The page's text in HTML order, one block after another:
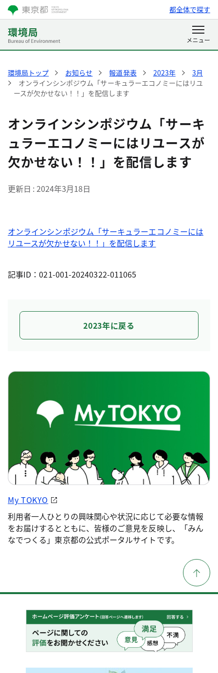
都全体で探す
環境局トップ お知らせ 報道発表 2023年
3月
オンラインシンポジウム「サーキュラーエコノミーにはリユ
ースが欠かせない！！」を配信します
オンラインシンポジウム「サーキ
ュラーエコノミーにはリユースが
欠かせない！！」を配信します
更新日 2024年3月18日
オンラインシンポジウム「サーキュラーエコノミーには
リユースが欠かせない！！」を配信します
記事ID：021-001-20240322-011065
2023年に戻る
My TOKYO
利用者一人ひとりの興味関心や状況に応じて必要な情報
をお届けするとともに、皆様のご意見を反映し、「みん
なでつくる」東京都の公式ポータルサイトです。